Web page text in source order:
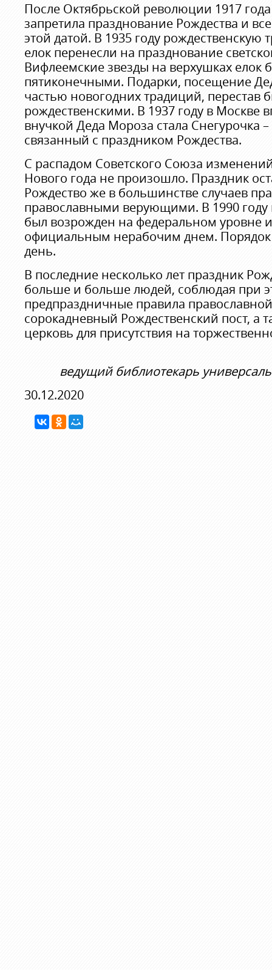
После Октябрьской революции 1917 года
запретила празднование Рождества и
этой датой. В 1935 году
елок перенесли на празднование
Вифлеемские звезды на верхушках елок
пятиконечными. Подарки, посещение
частью новогодних традиций, перестав
рождественскими. В 1937 году в Москве
внучкой Деда Мороза стала Снегурочка
связанный с праздником Рождества.
С распадом Советского Союза
Нового года не произошло. Праздник
Рождество же в большинстве случаев
православными верующими. В 1990 году
был возрожден на федеральном уровне
официальным нерабочим днем. Порядок
день.
В последние несколько лет праздник
больше и больше людей, соблюдая при
предпраздничные правила
сорокадневный Рождественский пост, а
церковь для присутствия на
ведущий библиотекарь
30.12.2020